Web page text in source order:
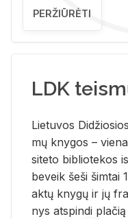
PERŽIŪRĖTI
LDK
Lie­tu­vos
mų kny­gos –
si­te­to bi­b­lio­te­kos
be­veik šeši šim­tai
aktų kny­gų ir jų
nys at­spin­di